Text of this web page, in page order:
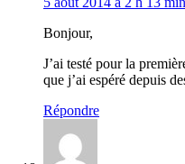
Bonjour,
J’ai testé pour la
que j’ai espéré depuis
Répondre